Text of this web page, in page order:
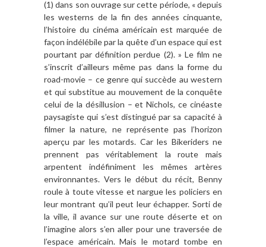
(1) dans son ouvrage sur cette période, « depuis
les westerns de la fin des années cinquante,
l’histoire du cinéma américain est marquée de
façon indélébile par la quête d’un espace qui est
pourtant par définition perdue (2). » Le film ne
s’inscrit d’ailleurs même pas dans la forme du
road-movie – ce genre qui succède au western
et qui substitue au mouvement de la conquête
celui de la désillusion – et Nichols, ce cinéaste
paysagiste qui s’est distingué par sa capacité à
filmer la nature, ne représente pas l’horizon
aperçu par les motards. Car les Bikeriders ne
prennent pas véritablement la route mais
arpentent indéfiniment les mêmes artères
environnantes. Vers le début du récit, Benny
roule à toute vitesse et nargue les policiers en
leur montrant qu’il peut leur échapper. Sorti de
la ville, il avance sur une route déserte et on
l’imagine alors s’en aller pour une traversée de
l’espace américain. Mais le motard tombe en